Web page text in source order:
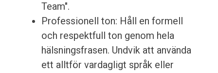
Team".
Professionell ton: Håll en formell
och respektfull ton genom hela
hälsningsfrasen. Undvik att använda
ett alltför vardagligt språk eller